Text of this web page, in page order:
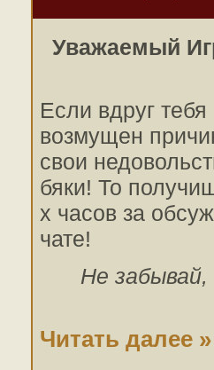
Уважаемый
Если вдруг
возмущен
свои
бяки! То
х часов за
чате!
Не
Читать далее »